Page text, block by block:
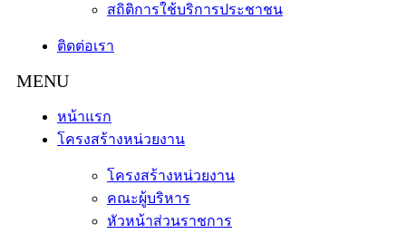
สถิติการใช้บริการประชาชน
ติดต่อเรา
หน้าแรก
โครงสร้างหน่วยงาน
โครงสร้างหน่วยงาน
คณะผู้บริหาร
หัวหน้าส่วนราชการ